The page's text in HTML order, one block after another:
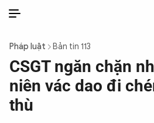
THỜI SỰ
Pháp luật Bản tin 113
CSGT ngăn chặn
niên vác dao đi
thù